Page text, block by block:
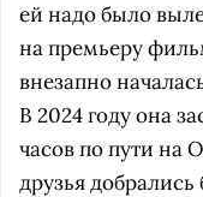
ей надо было
на премьеру
внезапно
В 2024 году она
часов по пути на
друзья